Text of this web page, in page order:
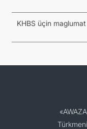
KHBS üçin maglumat